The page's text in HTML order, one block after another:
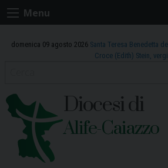
Skip
to
Menu
domenica 09 agosto 2026 Santa Teresa Benedetta
Croce (Edith) Stein,
Diocesi di
Alife-Caiazzo